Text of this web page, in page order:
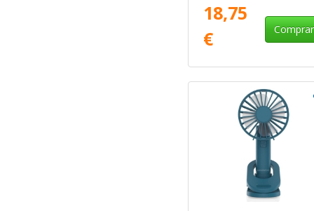
18,75
€
Comprar